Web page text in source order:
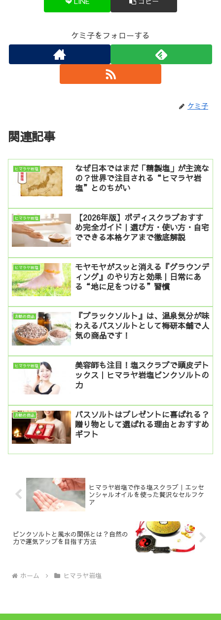
ケミ子をフォローする
ケミ子
関連記事
ヒマラヤ岩塩
なぜ日本ではまだ「精製塩」が主流な
の？世界で注目される“ヒマラヤ岩
塩”とのちがい
ヒマラヤ岩塩
【2026年版】ボディスクラブおすす
め完全ガイド｜選び方・使い方・自宅
でできる本格ケアまで徹底解説
ヒマラヤ岩塩
モヤモヤがスッと消える『グラウンデ
ィング』のやり方と効果｜日常にあ
る“地に足をつける”習慣
お勧め商品
『ブラックソルト』は、温泉気分が味
わえるバスソルトとして梅研本舗で人
気の商品です！
ヒマラヤ岩塩
美容師も注目！塩スクラブで頭皮デト
ックス｜ヒマラヤ岩塩ピンクソルトの
力
お勧め商品
バスソルトはプレゼントに喜ばれる？
贈り物として選ばれる理由とおすすめ
ギフト
ヒマラヤ岩塩で作る塩スクラブ｜エッセ
ンシャルオイルを使った贅沢なセルフケ
ア
ピンクソルトと風水の関係とは？自然の
力で運気アップを目指す方法
ホーム ヒマラヤ岩塩